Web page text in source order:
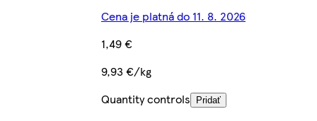
Cena je platná do 11. 8. 2026
1,49 €
9,93 €/kg
Quantity controls
Pridať